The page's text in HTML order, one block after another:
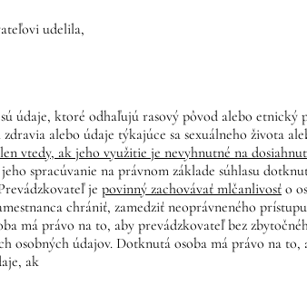
udelila,
údaje, ktoré odhaľujú rasový pôvod alebo
alebo údaje týkajúce sa sexuálneho života
vtedy, ak jeho využitie je nevyhnutné na
spracúvanie na právnom základe súhlasu
je povinný zachovávať mlčanlivosť o
chrániť, zamedziť neoprávneného
má právo na to, aby prevádzkovateľ bez
osobných údajov. Dotknutá osoba má právo na
ak